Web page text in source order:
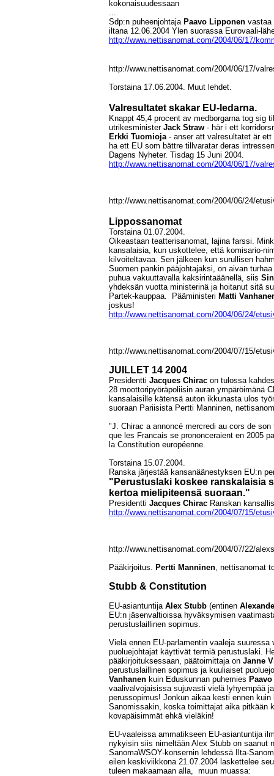
kokonaisuudessaan
...
Sdp:n puheenjohtaja Paavo Lipponen vastaa
iltana 12.06.2004 Ylen suorassa Eurovaali-
http://www.nettisanomat.com/2004/06/17/
http://www.nettisanomat.com/2004/06/17/
Torstaina 17.06.2004. Muut lehdet.
Valresultatet skakar EU-ledarna.
Knappt 45,4 procent av medborgarna tog sig
utrikesminister Jack Straw - här i ett
Erkki Tuomioja- anser att valresultatet är
ha ett EU som bättre tillvaratar deras
Dagens Nyheter. Tisdag 15 Juni 2004.
http://www.nettisanomat.com/2004/06/17/
http://www.nettisanomat.com/2004/06/24/
Lippossanomat
Torstaina 01.07.2004.
Oikeastaan teatterisanomat, lajina farssi.
kansalaisia, kun uskottelee, että komisario-
kilvoiteltavaa. Sen jälkeen kun surullisen
Suomen pankin pääjohtajaksi, on aivan
puhua vakuuttavalla kaksirintaäänellä, siis
yhdeksän vuotta ministerinä ja hoitanut sitä
Partek-kauppaa. Pääministeri Matti
joskus!
http://www.nettisanomat.com/2004/06/24/
http://www.nettisanomat.com/2004/07/15/
JUILLET 14 2004
Presidentti Jacques Chirac on tulossa
28 moottoripyöräpoliisin auran ympäröimänä
kansalaisille kätensä auton ikkunasta ulos
suoraan Pariisista Pertti Manninen,
"J. Chirac a annoncé mercredi au cors de
que les Francais se prononceraient en 2005
la Constitution européenne.
Torstaina 15.07.2004.
Ranska järjestää kansanäänestyksen EU:n
"Perustuslaki koskee ranskalaisia
kertoa mielipiteensä suoraan."
Presidentti Jacques Chirac Ranskan
http://www.nettisanomat.com/2004/07/15/
http://www.nettisanomat.com/2004/07/22/
Pääkirjoitus. Pertti Manninen, nettisanomat
Stubb & Constitution
EU-asiantuntija Alex Stubb (entinen
EU:n jäsenvaltioissa hyväksymisen
perustuslaillinen sopimus.
Vielä ennen EU-parlamentin vaaleja
puoluejohtajat käyttivät termiä perustuslaki.
pääkirjoituksessaan, päätoimittaja on Janne
perustuslaillinen sopimus ja kuuliaiset
Vanhanen kuin Eduskunnan puhemies
vaalivalvojaisissa sujuvasti vielä lyhyempää
perussopimus! Jonkun aikaa kesti ennen
Sanomissakin, koska toimittajat aika pitkään
kovapäisimmät ehkä vieläkin!
EU-vaaleissa ammatikseen EU-asiantuntija
nykyisin siis nimeltään Alex Stubb on saanut
SanomaWSOY-konsernin lehdessä Ilta-
eilen keskiviikkona 21.07.2004 laskettelee
tuleen makaamaan alla, muun muassa: